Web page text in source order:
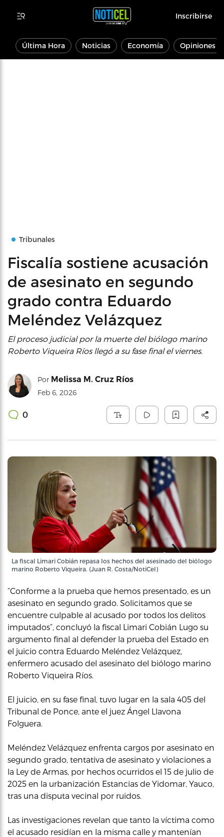
Inscribirse
Última Hora Noticias Economía Opiniones
Tribunales
Fiscalía sostiene acusación
de asesinato en segundo
grado contra Eduardo
Meléndez Velázquez
El proceso judicial por la muerte del biólogo marino
Roberto Viqueira Ríos llegó a su fase final el viernes.
Por Melissa M. Cruz Ríos
Feb 6, 2026
0
La fiscal Limari Cobián repasa los hechos del asesinado del biólogo
marino Roberto Viqueira. (Juan R. Costa/NotiCel)
“Conforme a la prueba que hemos presentado, es un
asesinato en segundo grado. Solicitamos que se
encuentre culpable al acusado por todos los delitos
imputados”, concluyó la fiscal Limari Cobián Lugo su
argumento final al defender la prueba del Estado en
el juicio contra Eduardo Meléndez Velázquez,
enfermero acusado del asesinato del biólogo marino
Roberto Viqueira Ríos.
El juicio, en su fase final, tuvo lugar en la sala 405 del
Tribunal de Ponce, ante el juez Ángel Llavona
Folguera.
Meléndez Velázquez enfrenta cargos por asesinato en
segundo grado, tentativa de asesinato y violaciones a
la Ley de Armas, por hechos ocurridos el 15 de julio de
2025 en la urbanización Estancias de Yidomar, Yauco,
tras una disputa vecinal por ruidos.
Las investigaciones revelan que tanto la víctima como
el acusado residían en la misma calle y mantenían